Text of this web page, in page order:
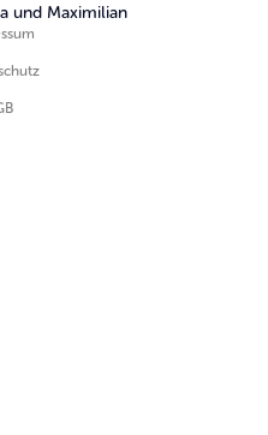
und Maximilian